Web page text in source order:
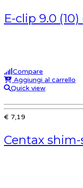
E-clip 9.0 (10)
Compare
Aggiungi al carrello
Quick view
€ 7,19
Centax shim-